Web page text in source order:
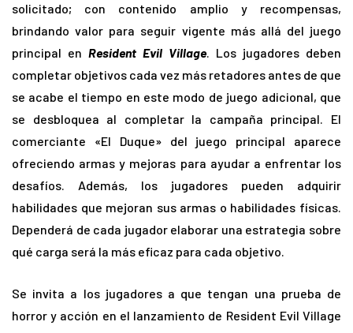
solicitado; con contenido amplio y recompensas,
brindando valor para seguir vigente más allá del juego
principal en Resident Evil Village. Los jugadores deben
completar objetivos cada vez más retadores antes de que
se acabe el tiempo en este modo de juego adicional, que
se desbloquea al completar la campaña principal. El
comerciante «El Duque» del juego principal aparece
ofreciendo armas y mejoras para ayudar a enfrentar los
desafíos. Además, los jugadores pueden adquirir
habilidades que mejoran sus armas o habilidades físicas.
Dependerá de cada jugador elaborar una estrategia sobre
qué carga será la más eficaz para cada objetivo.
Se invita a los jugadores a que tengan una prueba de
horror y acción en el lanzamiento de Resident Evil Village